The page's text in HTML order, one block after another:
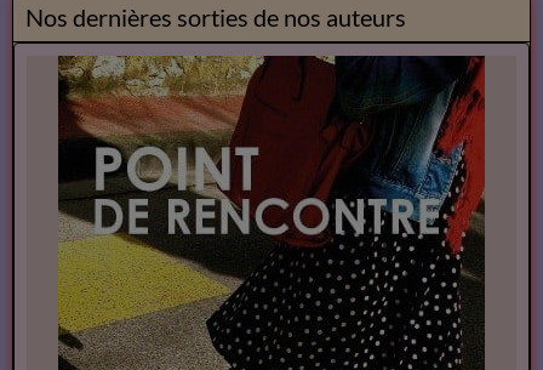
Nos dernières sorties de nos auteurs